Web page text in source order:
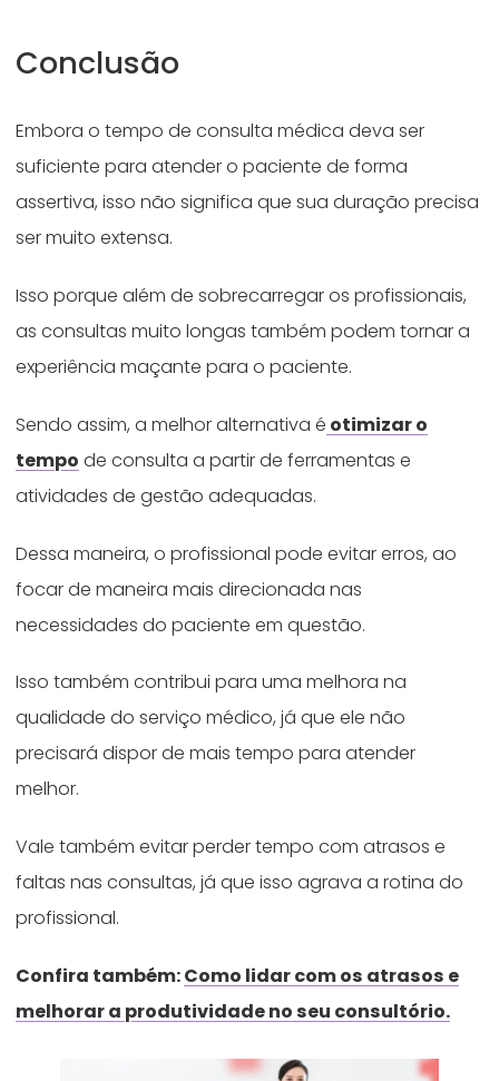
Conclusão
Embora o tempo de consulta médica deva ser
suficiente para atender o paciente de forma
assertiva, isso não significa que sua duração precisa
ser muito extensa.
Isso porque além de sobrecarregar os profissionais,
as consultas muito longas também podem tornar a
experiência maçante para o paciente.
Sendo assim, a melhor alternativa é otimizar o
tempo de consulta a partir de ferramentas e
atividades de gestão adequadas.
Dessa maneira, o profissional pode evitar erros, ao
focar de maneira mais direcionada nas
necessidades do paciente em questão.
Isso também contribui para uma melhora na
qualidade do serviço médico, já que ele não
precisará dispor de mais tempo para atender
melhor.
Vale também evitar perder tempo com atrasos e
faltas nas consultas, já que isso agrava a rotina do
profissional.
Confira também:Como lidar com os atrasos e
melhorar a produtividade no seu consultório.